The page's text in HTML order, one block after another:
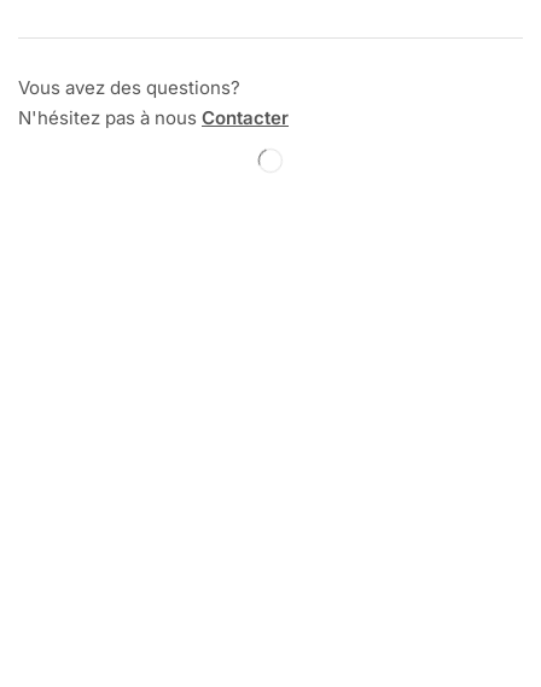
Vous avez des questions?
N'hésitez pas à nous Contacter